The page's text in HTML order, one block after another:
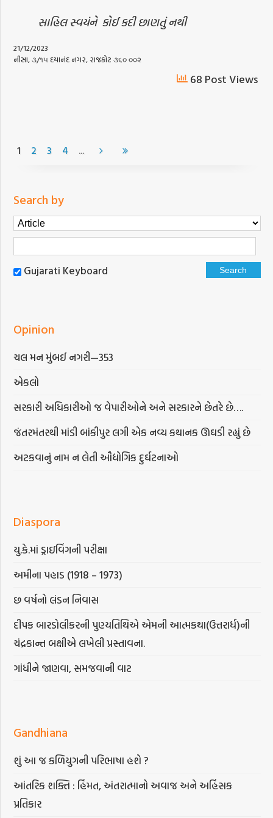
સાહિલ સ્વયંને કોઈ કદી છાણતું નથી
21/12/2023
નીસા, ૩/૧૫ દયાનંદ નગર, રાજકોટ ૩૬૦ ૦૦૨
68 Post Views
1 2 3 4 ...
Search by
Gujarati Keyboard
Opinion
ચલ મન મુંબઈ નગરી—353
એકલો
સરકારી અધિકારીઓ જ વેપારીઓને અને સરકારને છેતરે છે….
જંતરમંતરથી માંડી બાંકીપુર લગી એક નવ્ય કથાનક ઊઘડી રહ્યું છે
અટકવાનું નામ ન લેતી ઔદ્યોગિક દુર્ઘટનાઓ
Diaspora
યુ.કે.માં ડ્રાઇવિંગની પરીક્ષા
અમીના પહાડ (1918 – 1973)
છ વર્ષનો લંડન નિવાસ
દીપક બારડોલીકરની પુણ્યતિથિએ એમની આત્મકથા(ઉત્તરાર્ધ)ની
ચંદ્રકાન્ત બક્ષીએ લખેલી પ્રસ્તાવના.
ગાંધીને જાણવા, સમજવાની વાટ
Gandhiana
શું આ જ કળિયુગની પરિભાષા હશે ?
આંતરિક શક્તિ : હિંમત, અંતરાત્માનો અવાજ અને અહિંસક
પ્રતિકાર